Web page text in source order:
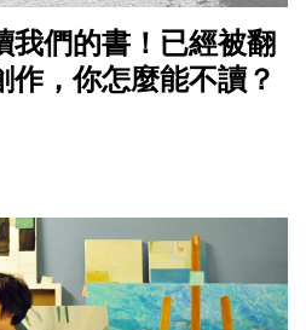
我們的書！已經被翻
作，你怎麼能不讀？